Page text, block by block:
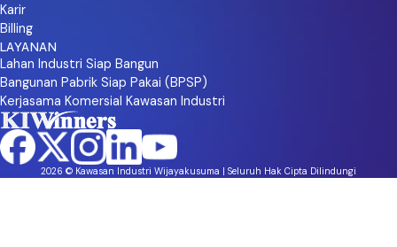
Karir
Billing
LAYANAN
Lahan Industri Siap Bangun
Bangunan Pabrik Siap Pakai (BPSP)
Kerjasama Komersial Kawasan Industri
2026 © Kawasan Industri Wijayakusuma | Seluruh Hak Cipta Dilindungi